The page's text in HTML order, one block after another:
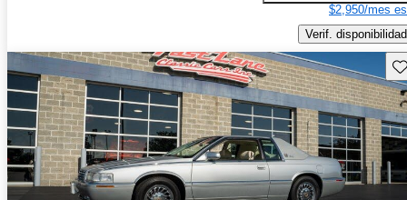
$2,950/mes
Verif. disponibilidad